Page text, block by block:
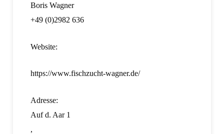
Boris Wagner
+49 (0)2982 636
Website:
https://www.fischzucht-wagner.de/
Adresse:
Auf d. Aar 1
,